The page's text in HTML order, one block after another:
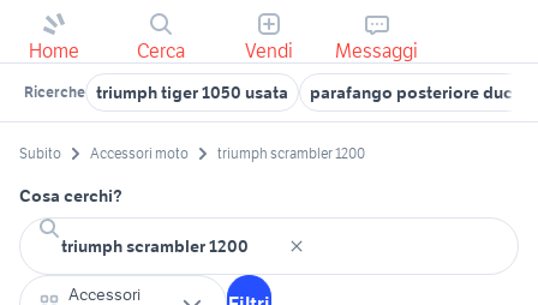
Home Cerca Vendi Messaggi
Ricerche triumph tiger 1050 usata parafango posteriore ducati
Subito Accessori moto triumph scrambler 1200
Cosa cerchi?
Accessori